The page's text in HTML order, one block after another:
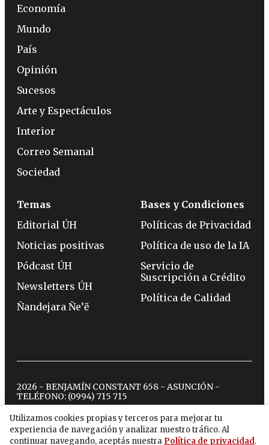
Utilizamos cookies propias y terceros para mejorar tu
experiencia de navegación y analizar nuestro tráfico. Al
continuar navegando, aceptás nuestra Política de privacidad.
Economía
Mundo
País
Opinión
Sucesos
Arte y Espectáculos
Interior
Correo Semanal
Sociedad
Temas
Editorial ÚH
Noticias positivas
Pódcast ÚH
Newsletters ÚH
Ñandejara Ñe’ẽ
Bases y Condiciones
Políticas de Privacidad
Política de uso de la IA
Servicio de
Suscripción a Crédito
Política de Calidad
2026 - BENJAMÍN CONSTANT 658 - ASUNCIÓN -
TELÉFONO: (0994) 715 715
twitterinstagram
facebook
tiktokyoutubespotify